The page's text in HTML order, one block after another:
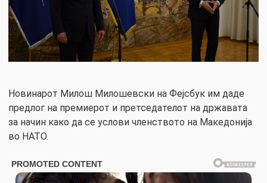
Новинарот Милош Милошевски на Фејсбук им даде
предлог на премиерот и претседателот на државата
за начин како да се услови членството на Македонија
во НАТО.